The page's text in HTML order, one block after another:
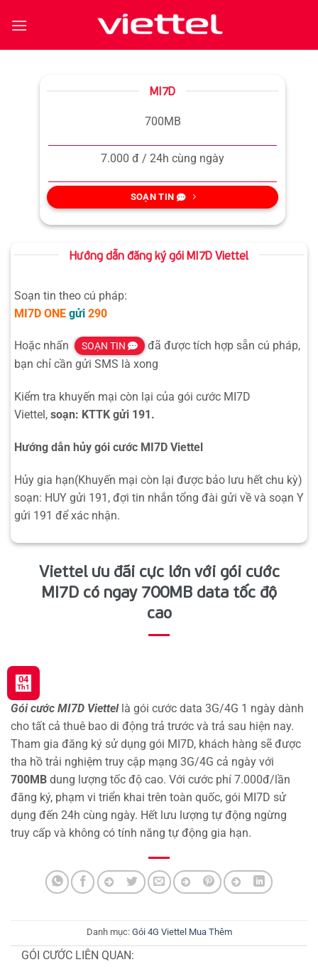
qua
MI7D
700MB
7.000 đ / 24h cùng ngày
SOẠN TIN
Hướng dẫn đăng ký gói MI7D Viettel
Soạn tin theo cú pháp:
MI7D ONE gửi 290
Hoặc nhấn SOẠN TIN
đã được tích hợp sẵn cú pháp,
bạn chỉ cần gửi SMS là xong
Kiểm tra khuyến mại còn lại của gói cước MI7D
Viettel, soạn: KTTK gửi 191.
Hướng dẫn hủy gói cước MI7D Viettel
Hủy gia hạn(Khuyến mại còn lại được bảo lưu hết chu kỳ)
soạn: HUY gửi 191, đợi tin nhắn tổng đài gửi về và soạn Y
gửi 191 để xác nhận.
Viettel ưu đãi cực lớn với gói cước
MI7D có ngay 700MB data tốc độ
cao
04
Th1
Gói cước MI7D Viettellà gói cước data 3G/4G 1 ngày dành
cho tất cả thuê bao di động trả trước và trả sau hiện nay.
Tham gia đăng ký sử dụng gói MI7D, khách hàng sẽ được
tha hồ trải nghiệm truy cập mạng 3G/4G cả ngày với
700MB dung lượng tốc độ cao. Với cước phí 7.000đ/lần
đăng ký, phạm vi triển khai trên toàn quốc, gói MI7D sử
dụng đến 24h cùng ngày. Hết lưu lượng tự động ngừng
truy cấp và không có tính năng tự động gia hạn.
Danh mục: Gói 4G Viettel Mua Thêm
GÓI CƯỚC LIÊN QUAN: